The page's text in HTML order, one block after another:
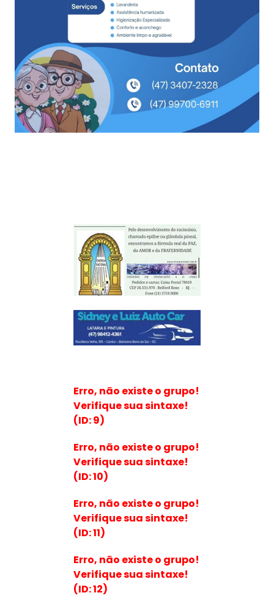
Erro, não existe o grupo!
Verifique sua sintaxe!
(ID: 9)
Erro, não existe o grupo!
Verifique sua sintaxe!
(ID: 10)
Erro, não existe o grupo!
Verifique sua sintaxe!
(ID: 11)
Erro, não existe o grupo!
Verifique sua sintaxe!
(ID: 12)